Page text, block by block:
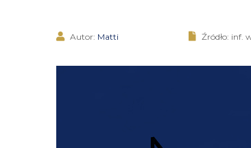
Autor: Matti Źródło: inf.